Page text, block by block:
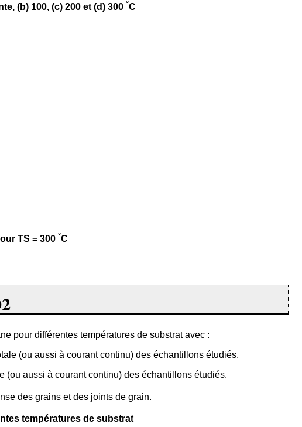
(b) 100, (c) 200 et (d) 300 °C
TS = 300 °C
pour différentes températures de substrat avec :
(ou aussi à courant continu) des échantillons étudiés.
(ou aussi à courant continu) des échantillons étudiés.
des grains et des joints de grain.
températures de substrat